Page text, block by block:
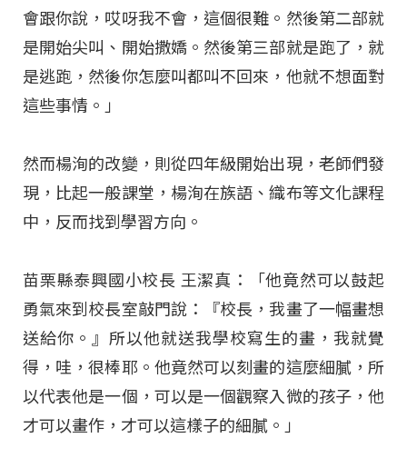
會跟你說，哎呀我不會，這個很難。然後第二部就
是開始尖叫、開始撒嬌。然後第三部就是跑了，就
是逃跑，然後你怎麼叫都叫不回來，他就不想面對
這些事情。」
然而楊洵的改變，則從四年級開始出現，老師們發
現，比起一般課堂，楊洵在族語、織布等文化課程
中，反而找到學習方向。
苗栗縣泰興國小校長 王潔真：「他竟然可以鼓起
勇氣來到校長室敲門說：『校長，我畫了一幅畫想
送給你。』所以他就送我學校寫生的畫，我就覺
得，哇，很棒耶。他竟然可以刻畫的這麼細膩，所
以代表他是一個，可以是一個觀察入微的孩子，他
才可以畫作，才可以這樣子的細膩。」